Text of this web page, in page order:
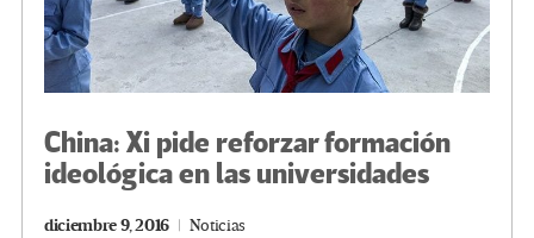
China: Xi pide reforzar formación
ideológica en las universidades
diciembre 9, 2016 Noticias